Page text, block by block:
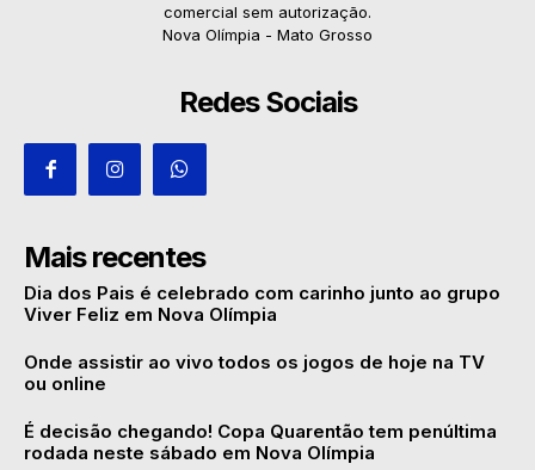
comercial sem autorização.
Nova Olímpia - Mato Grosso
Redes Sociais
Mais recentes
Dia dos Pais é celebrado com carinho junto ao grupo
Viver Feliz em Nova Olímpia
Onde assistir ao vivo todos os jogos de hoje na TV
ou online
É decisão chegando! Copa Quarentão tem penúltima
rodada neste sábado em Nova Olímpia